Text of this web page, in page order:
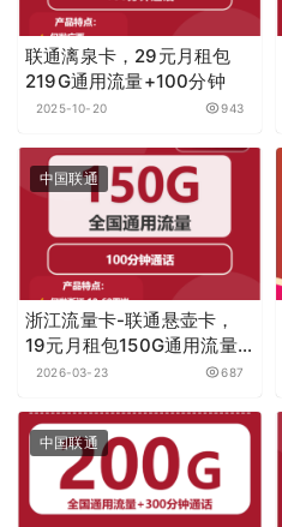
联通漓泉卡，29元月租包
219G通用流量+100分钟
2025-10-20 943
中国联通
浙江流量卡-联通悬壶卡，
19元月租包150G通用流量
+100分钟
2026-03-23 687
中国联通